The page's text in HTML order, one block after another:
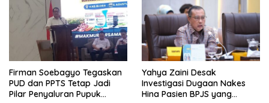
Firman Soebagyo Tegaskan
PUD dan PPTS Tetap Jadi
Pilar Penyaluran Pupuk
Yahya Zaini Desak
Investigasi Dugaan Nakes
Hina Pasien BPJS yang